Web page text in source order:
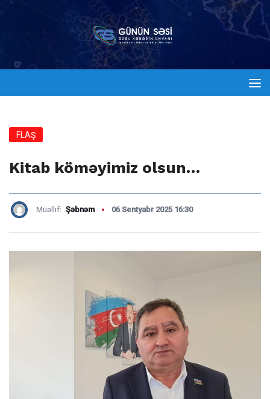
FLAŞ
Kitab köməyimiz olsun…
Müəllif: Şəbnəm 06 Sentyabr 2025 16:30